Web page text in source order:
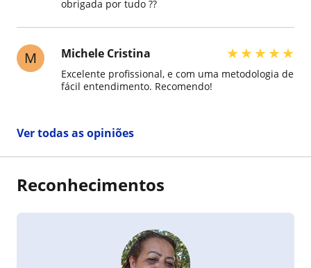
obrigada por tudo ??
M Michele Cristina ★★★★★
Excelente profissional, e com uma metodologia de
fácil entendimento. Recomendo!
Ver todas as opiniões
Reconhecimentos